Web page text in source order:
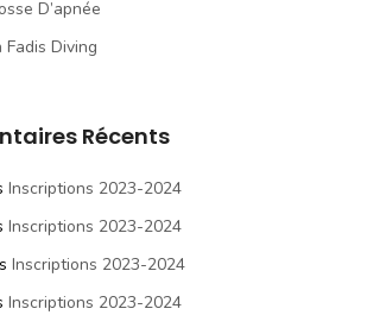
D’apnée
Diving
Récents
Inscriptions 2023-2024
Inscriptions 2023-2024
Inscriptions 2023-2024
Inscriptions 2023-2024